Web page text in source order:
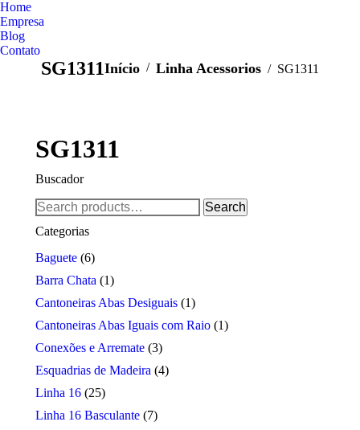
Home
Empresa
Blog
Contato
SG1311Você está aqui:
Início Linha Acessorios SG1311
SG1311
Buscador
Search
for:
Search
Categorias
Baguete (6)
Barra Chata (1)
Cantoneiras Abas Desiguais (1)
Cantoneiras Abas Iguais com Raio (1)
Conexões e Arremate (3)
Esquadrias de Madeira (4)
Linha 16 (25)
Linha 16 Basculante (7)